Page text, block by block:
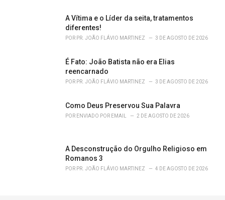
A Vítima e o Líder da seita, tratamentos
diferentes!
POR PR. JOÃO FLÁVIO MARTINEZ 3 DE AGOSTO DE 2026
É Fato: João Batista não era Elias
reencarnado
POR PR. JOÃO FLÁVIO MARTINEZ 3 DE AGOSTO DE 2026
Como Deus Preservou Sua Palavra
POR ENVIADO POR EMAIL 2 DE AGOSTO DE 2026
A Desconstrução do Orgulho Religioso em
Romanos 3
POR PR. JOÃO FLÁVIO MARTINEZ 4 DE AGOSTO DE 2026